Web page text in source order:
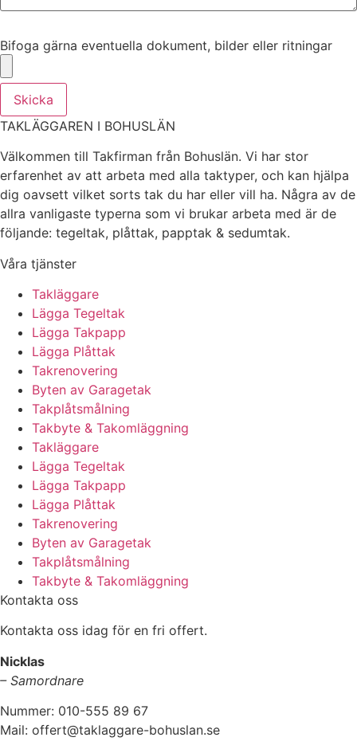
Bifoga gärna eventuella dokument, bilder eller ritningar
Skicka
TAKLÄGGAREN I BOHUSLÄN
Välkommen till Takfirman från Bohuslän. Vi har stor
erfarenhet av att arbeta med alla taktyper, och kan hjälpa
dig oavsett vilket sorts tak du har eller vill ha. Några av de
allra vanligaste typerna som vi brukar arbeta med är de
följande: tegeltak, plåttak, papptak & sedumtak.
Våra tjänster
Takläggare
Lägga Tegeltak
Lägga Takpapp
Lägga Plåttak
Takrenovering
Byten av Garagetak
Takplåtsmålning
Takbyte & Takomläggning
Takläggare
Lägga Tegeltak
Lägga Takpapp
Lägga Plåttak
Takrenovering
Byten av Garagetak
Takplåtsmålning
Takbyte & Takomläggning
Kontakta oss
Kontakta oss idag för en fri offert.
Nicklas
– Samordnare
Nummer: 010-555 89 67
Mail: offert@taklaggare-bohuslan.se